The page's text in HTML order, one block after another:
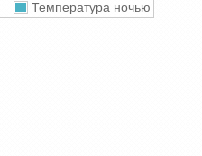
Температура ночью